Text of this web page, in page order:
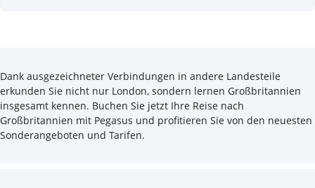
Dank ausgezeichneter Verbindungen in andere Landesteile
erkunden Sie nicht nur London, sondern lernen Großbritannien
insgesamt kennen. Buchen Sie jetzt Ihre Reise nach
Großbritannien mit Pegasus und profitieren Sie von den neuesten
Sonderangeboten und Tarifen.